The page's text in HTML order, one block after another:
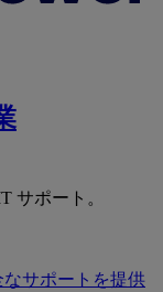
サポート。
サポートを提供